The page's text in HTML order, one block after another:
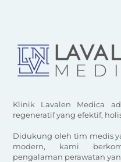
Klinik Lavalen Medica
regeneratif yang efektif,
Didukung oleh tim medis
modern, kami
pengalaman perawatan